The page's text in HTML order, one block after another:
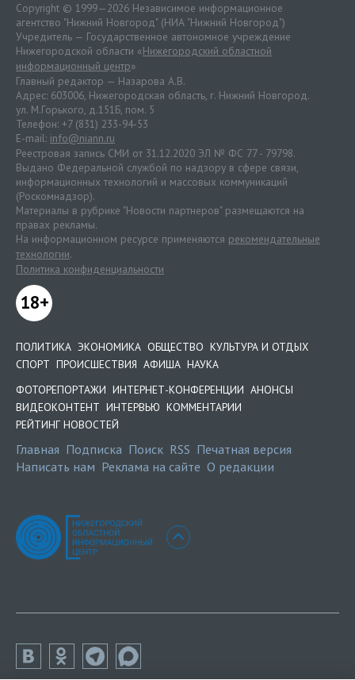
Copyright © 1999—2026 Независимое информационное
агентство "Нижний Новгород" (НИА "Нижний Новгород")
Учредитель — Государственное автономное учреждение
Нижегородской области «Нижегородский областной
информационный центр»
Главный редактор — Назарова А.В.
Адрес: 603006, Нижегородская область, г. Нижний Новгород.
ул. М.Горького, д.151Б, пом. 5
Телефон: +7 (831) 233-94-53
E-mail: info@niann.ru
Реестровая запись СМИ от 31.12.2020 ЭЛ № ФС 77 - 79798.
Выдано Федеральной службой по надзору в сфере связи,
информационных технологий и массовых коммуникаций
(Роскомнадзор).
Материалы в рубрике "Новости партнеров" размещаются на
правах рекламы.
На информационном ресурсе применяются рекомендательные
технологии.
Политика конфиденциальности
18+
ПОЛИТИКА ЭКОНОМИКА ОБЩЕСТВО КУЛЬТУРА И ОТДЫХ
СПОРТ ПРОИСШЕСТВИЯ АФИША НАУКА
ФОТОРЕПОРТАЖИ ИНТЕРНЕТ-КОНФЕРЕНЦИИ АНОНСЫ
ВИДЕОКОНТЕНТ ИНТЕРВЬЮ КОММЕНТАРИИ
РЕЙТИНГ НОВОСТЕЙ
Главная Подписка Поиск RSS Печатная версия
Написать нам Реклама на сайте О редакции